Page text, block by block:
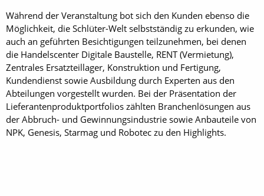
Während der Veranstaltung bot sich den Kunden ebenso die
Möglichkeit, die Schlüter-Welt selbstständig zu erkunden, wie
auch an geführten Besichtigungen teilzunehmen, bei denen
die Handelscenter Digitale Baustelle, RENT (Vermietung),
Zentrales Ersatzteillager, Konstruktion und Fertigung,
Kundendienst sowie Ausbildung durch Experten aus den
Abteilungen vorgestellt wurden. Bei der Präsentation der
Lieferantenproduktportfolios zählten Branchenlösungen aus
der Abbruch- und Gewinnungsindustrie sowie Anbauteile von
NPK, Genesis, Starmag und Robotec zu den Highlights.